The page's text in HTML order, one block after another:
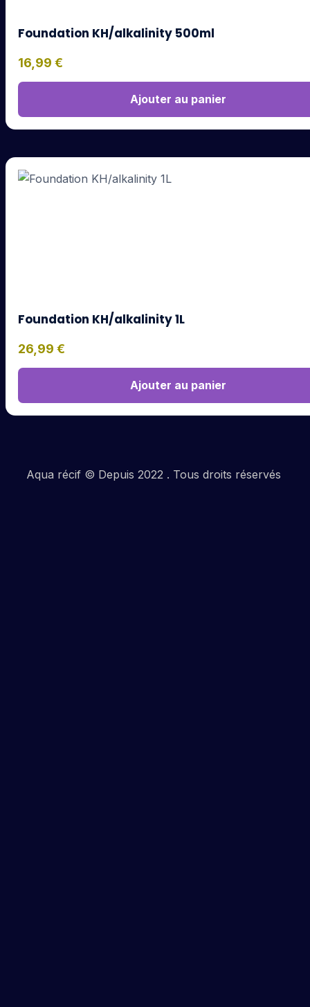
Foundation KH/alkalinity 500ml
16,99 €
Ajouter au panier
Foundation KH/alkalinity 1L
26,99 €
Ajouter au panier
Aqua récif © Depuis 2022 . Tous droits réservés